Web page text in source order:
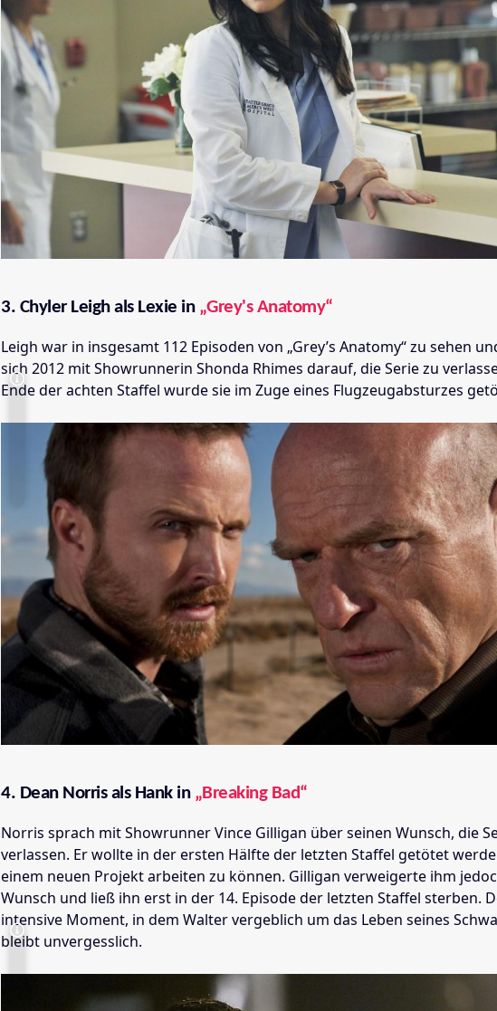
3. Chyler Leigh als Lexie in „Grey's Anatomy“
Leigh war in insgesamt 112 Episoden von „Grey’s Anatomy“ zu sehen
sich 2012 mit Showrunnerin Shonda Rhimes darauf, die Serie zu
Ende der achten Staffel wurde sie im Zuge eines Flugzeugabsturzes
4. Dean Norris als Hank in „Breaking Bad“
Norris sprach mit Showrunner Vince Gilligan über seinen Wunsch, die
verlassen. Er wollte in der ersten Hälfte der letzten Staffel getötet
einem neuen Projekt arbeiten zu können. Gilligan verweigerte ihm
Wunsch und ließ ihn erst in der 14. Episode der letzten Staffel sterben.
intensive Moment, in dem Walter vergeblich um das Leben seines
bleibt unvergesslich.